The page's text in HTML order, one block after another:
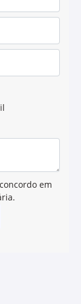
melhor
e